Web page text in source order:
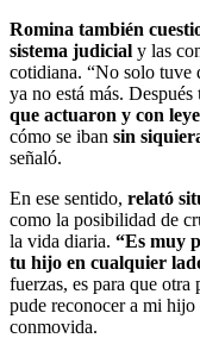
Romina también
sistema judicial y las
cotidiana. “No solo tuve
ya no está más. Después
que actuaron y con
cómo se iban sin
señaló.
En ese sentido, relató
como la posibilidad de
la vida diaria. “Es muy
tu hijo en cualquier
fuerzas, es para que otra
pude reconocer a mi
conmovida.